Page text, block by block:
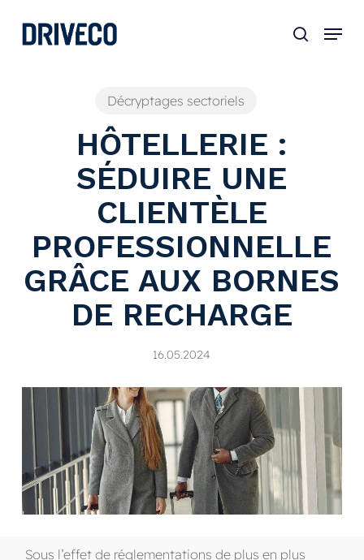
Décryptages sectoriels
HÔTELLERIE :
SÉDUIRE UNE
CLIENTÈLE
PROFESSIONNELLE
GRÂCE AUX BORNES
DE RECHARGE
16.05.2024
Sous l’effet de réglementations de plus en plus